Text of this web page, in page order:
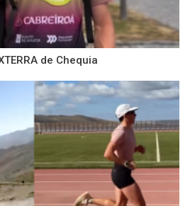
de Chequia